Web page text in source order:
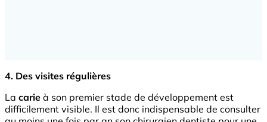
4. Des visites régulières
La carie à son premier stade de développement est
difficilement visible. Il est donc indispensable de consulter